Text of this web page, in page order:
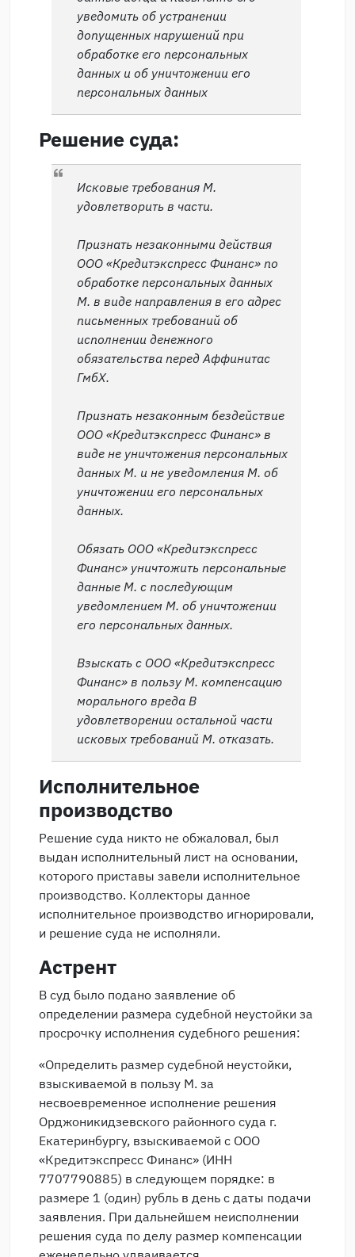
уведомить об устранении
допущенных нарушений при
обработке его персональных
данных и об уничтожении его
персональных данных
Решение суда:
Исковые требования М.
удовлетворить в части.
Признать незаконными действия
ООО «Кредитэкспресс Финанс» по
обработке персональных данных
М. в виде направления в его адрес
письменных требований об
исполнении денежного
обязательства перед Аффинитас
ГмбХ.
Признать незаконным бездействие
ООО «Кредитэкспресс Финанс» в
виде не уничтожения персональных
данных М. и не уведомления М. об
уничтожении его персональных
данных.
Обязать ООО «Кредитэкспресс
Финанс» уничтожить персональные
данные М. с последующим
уведомлением М. об уничтожении
его персональных данных.
Взыскать с ООО «Кредитэкспресс
Финанс» в пользу М. компенсацию
морального вреда В
удовлетворении остальной части
исковых требований М. отказать.
Исполнительное
производство
Решение суда никто не обжаловал, был
выдан исполнительный лист на основании,
которого приставы завели исполнительное
производство. Коллекторы данное
исполнительное производство игнорировали,
и решение суда не исполняли.
Астрент
В суд было подано заявление об
определении размера судебной неустойки за
просрочку исполнения судебного решения:
«Определить размер судебной неустойки,
взыскиваемой в пользу М. за
несвоевременное исполнение решения
Орджоникидзевского районного суда г.
Екатеринбургу, взыскиваемой с ООО
«Кредитэкспресс Финанс» (ИНН
7707790885) в следующем порядке: в
размере 1 (один) рубль в день с даты подачи
заявления. При дальнейшем неисполнении
решения суда по делу размер компенсации